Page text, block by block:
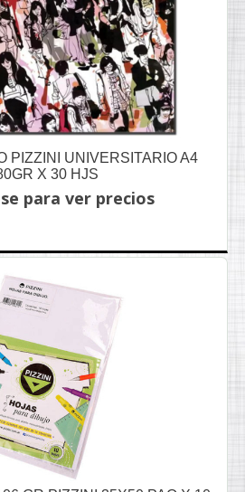
PIZZINI UNIVERSITARIO A4
X 30 HJS
para ver precios